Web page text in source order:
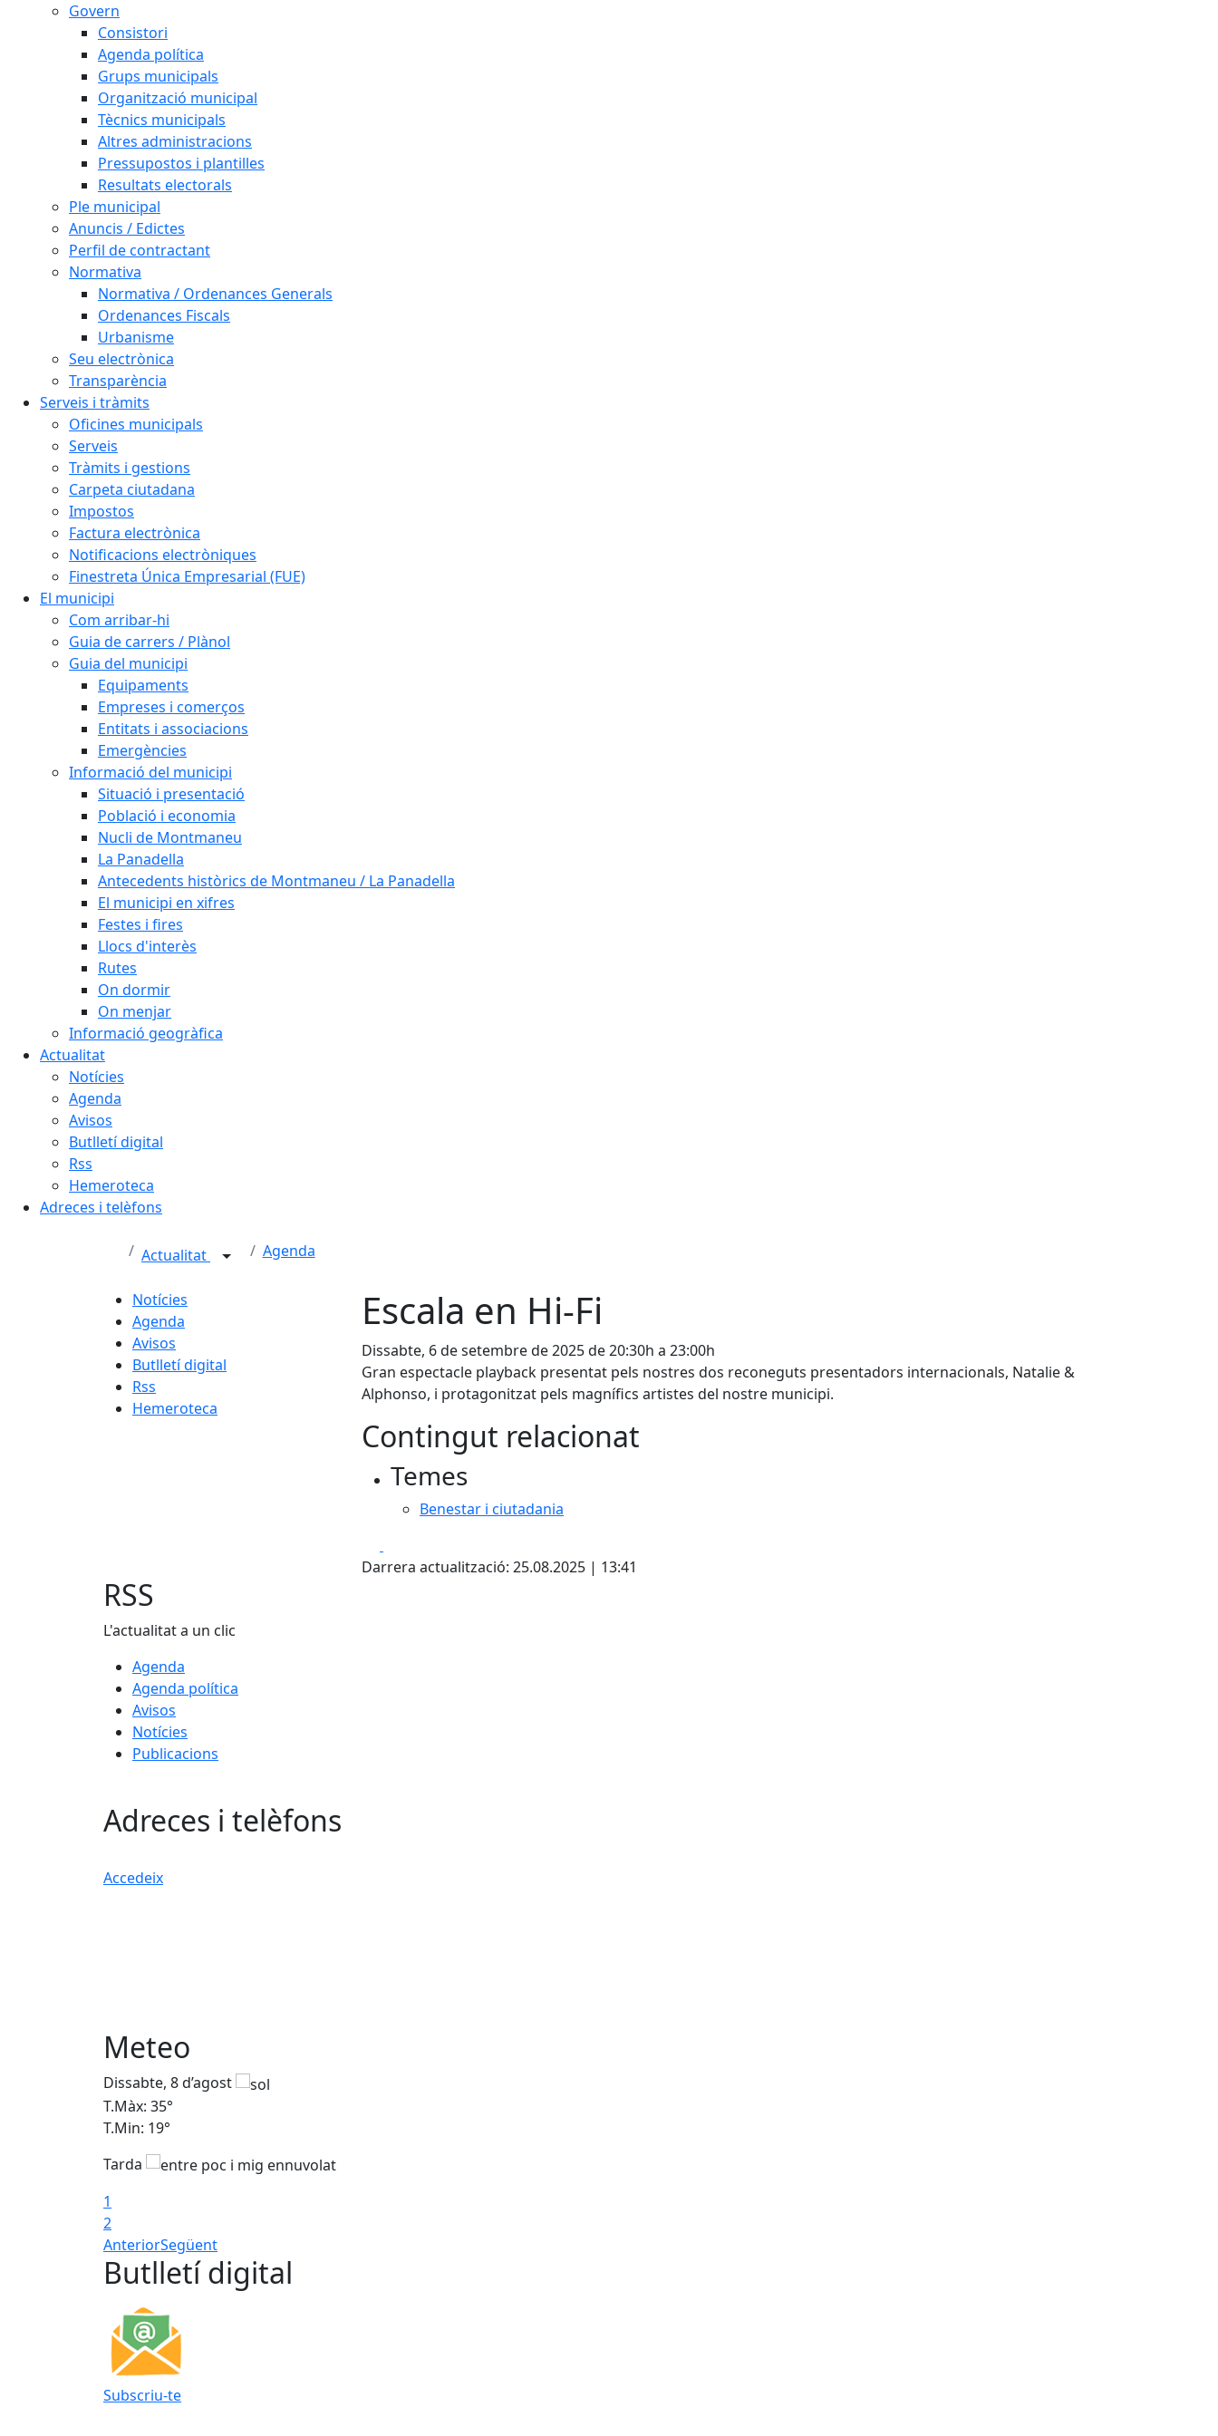
Govern
Consistori
Agenda política
Grups municipals
Organització municipal
Tècnics municipals
Altres administracions
Pressupostos i plantilles
Resultats electorals
Ple municipal
Anuncis / Edictes
Perfil de contractant
Normativa
Normativa / Ordenances Generals
Ordenances Fiscals
Urbanisme
Seu electrònica
Transparència
Serveis i tràmits
Oficines municipals
Serveis
Tràmits i gestions
Carpeta ciutadana
Impostos
Factura electrònica
Notificacions electròniques
Finestreta Única Empresarial (FUE)
El municipi
Com arribar-hi
Guia de carrers / Plànol
Guia del municipi
Equipaments
Empreses i comerços
Entitats i associacions
Emergències
Informació del municipi
Situació i presentació
Població i economia
Nucli de Montmaneu
La Panadella
Antecedents històrics de Montmaneu / La Panadella
El municipi en xifres
Festes i fires
Llocs d'interès
Rutes
On dormir
On menjar
Informació geogràfica
Actualitat
Notícies
Agenda
Avisos
Butlletí digital
Rss
Hemeroteca
Adreces i telèfons
Actualitat Agenda
Notícies
Agenda
Avisos
Butlletí digital
Rss
Hemeroteca
Escala en Hi-Fi
Dissabte, 6 de setembre de 2025 de 20:30h a 23:00h
Gran espectacle playback presentat pels nostres dos reconeguts presentadors internacionals, Natalie &
Alphonso, i protagonitzat pels magnífics artistes del nostre municipi.
Contingut relacionat
Temes
Benestar i ciutadania
Darrera actualització: 25.08.2025 | 13:41
RSS
L'actualitat a un clic
Agenda
Agenda política
Avisos
Notícies
Publicacions
Adreces i telèfons
Accedeix
Meteo
Dissabte, 8 d’agost
T.Màx: 35°
T.Min: 19°
Tarda
1
2
AnteriorSegüent
Butlletí digital
Subscriu-te